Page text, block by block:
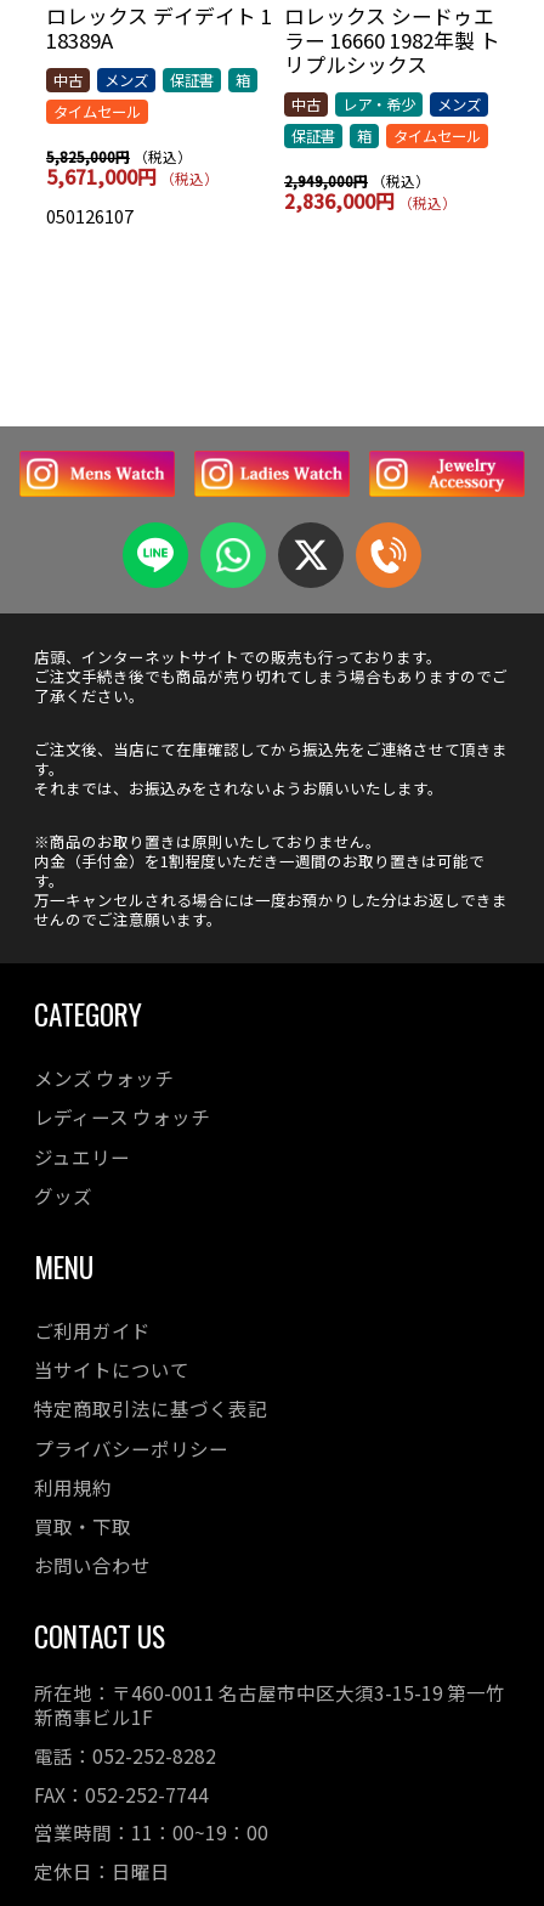
ロレックス デイデイト 1
18389A
中古 メンズ 保証書
箱
タイムセール
5,825,000円 （税込）
5,671,000円 （税込）
050126107
ロレックス シードゥエ
ラー 16660 1982年製 ト
リプルシックス
中古 レア・希少
メンズ
保証書
箱 タイムセール
2,949,000円 （税込）
2,836,000円 （税込）
店頭、インターネットサイトでの販売も行っております。
ご注文手続き後でも商品が売り切れてしまう場合もありますのでご
了承ください。
ご注文後、当店にて在庫確認してから振込先をご連絡させて頂きま
す。
それまでは、お振込みをされないようお願いいたします。
※商品のお取り置きは原則いたしておりません。
内金（手付金）を1割程度いただき一週間のお取り置きは可能で
す。
万一キャンセルされる場合には一度お預かりした分はお返しできま
せんのでご注意願います。
CATEGORY
メンズ ウォッチ
レディース ウォッチ
ジュエリー
グッズ
MENU
ご利用ガイド
当サイトについて
特定商取引法に基づく表記
プライバシーポリシー
利用規約
買取・下取
お問い合わせ
CONTACT US
所在地：〒460-0011 名古屋市中区大須3-15-19 第一竹
新商事ビル1F
電話：052-252-8282
FAX：052-252-7744
営業時間：11：00~19：00
定休日：日曜日